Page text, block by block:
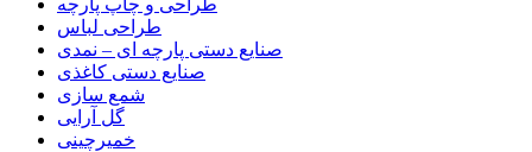
طراحی و چاپ پارچه
طراحی لباس
صنایع دستی پارچه ای – نمدی
صنایع دستی کاغذی
شمع سازی
گل آرایی
خمیرچینی